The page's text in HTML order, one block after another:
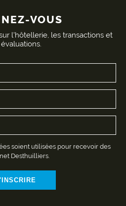
VOUS
l'hôtellerie, les transactions et
soient utilisées pour recevoir des
Desthuilliers.